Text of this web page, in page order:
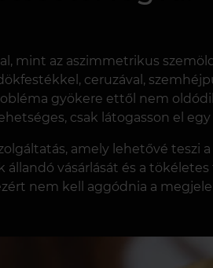
mint az aszimmetrikus
ceruzával,
gyökere ettől nem
csak látogasson el
amely lehetővé teszi
vásárlását és a
nem kell aggódnia a